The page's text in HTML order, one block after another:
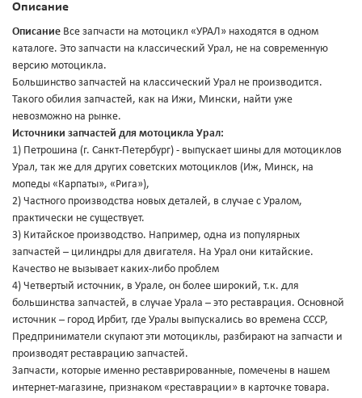
Описание
Описание Все запчасти на мотоцикл «УРАЛ» находятся в одном
каталоге. Это запчасти на классический Урал, не на современную
версию мотоцикла.
Большинство запчастей на классический Урал не производится.
Такого обилия запчастей, как на Ижи, Мински, найти уже
невозможно на рынке.
Источники запчастей для мотоцикла Урал:
1) Петрошина (г. Санкт-Петербург) - выпускает шины для мотоциклов
Урал, так же для других советских мотоциклов (Иж, Минск, на
мопеды «Карпаты», «Рига»),
2) Частного производства новых деталей, в случае с Уралом,
практически не существует.
3) Китайское производство. Например, одна из популярных
запчастей – цилиндры для двигателя. На Урал они китайские.
Качество не вызывает каких-либо проблем
4) Четвертый источник, в Урале, он более широкий, т.к. для
большинства запчастей, в случае Урала – это реставрация. Основной
источник – город Ирбит, где Уралы выпускались во времена СССР,
Предприниматели скупают эти мотоциклы, разбирают на запчасти и
производят реставрацию запчастей.
Запчасти, которые именно реставрированные, помечены в нашем
интернет-магазине, признаком «реставрации» в карточке товара.